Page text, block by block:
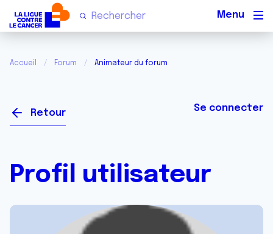
Accueil Forum Animateur du forum
Retour Se connecter
Profil utilisateur